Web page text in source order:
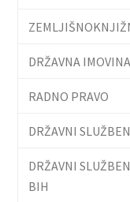
DRŽAVNA IMOVINA
RADNO PRAVO
DRŽAVNI
DRŽAVNI
BIH